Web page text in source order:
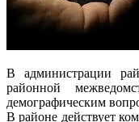
В администрации
районной
демографическим
В районе действует